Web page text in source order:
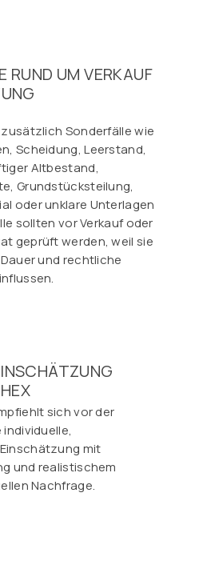
RUND UM VERKAUF
Sonderfälle wie
Scheidung, Leerstand,
Altbestand,
Grundstücksteilung,
oder unklare Unterlagen
sollten vor Verkauf oder
geprüft werden, weil sie
und rechtliche
sich vor der
mit
und realistischem
Nachfrage.